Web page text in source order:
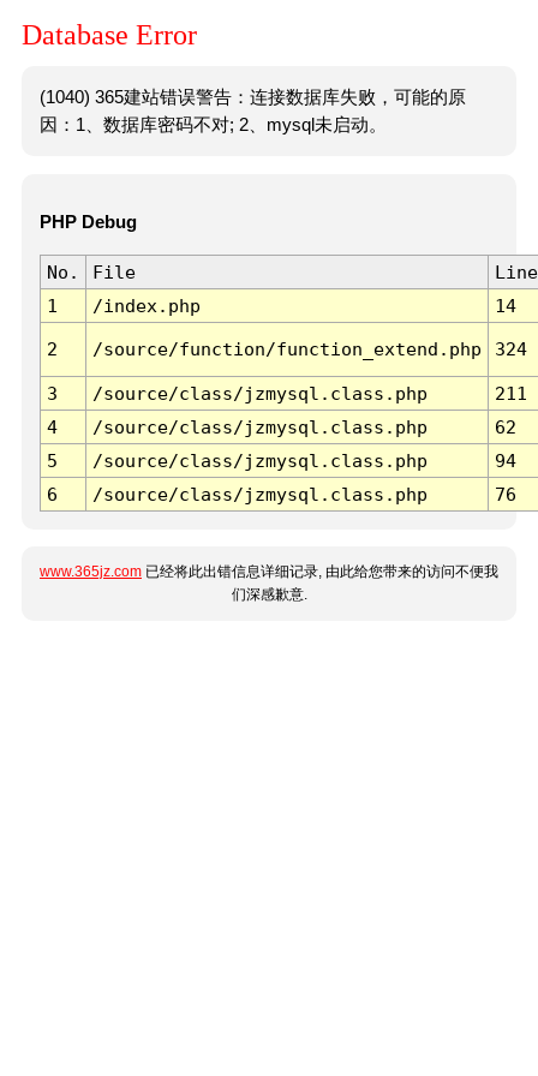
Database Error
(1040) 365建站错误警告：连接数据库失败，可能的原
因：1、数据库密码不对; 2、mysql未启动。
PHP Debug
No. File
Line
1
/index.php 14
2 /source/function/function_extend.php 324
3 /source/class/jzmysql.class.php
211
4
/source/class/jzmysql.class.php
62
5
/source/class/jzmysql.class.php
94
6
/source/class/jzmysql.class.php 76
www.365jz.com 已经将此出错信息详细记录, 由此给您带来的访问不便我
们深感歉意.